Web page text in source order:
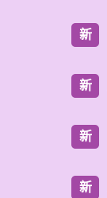
新
新
新
新